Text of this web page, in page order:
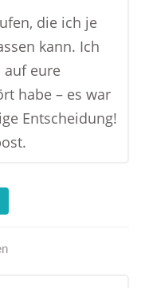
die ich je
kann. Ich
auf eure
habe – es war
Entscheidung!